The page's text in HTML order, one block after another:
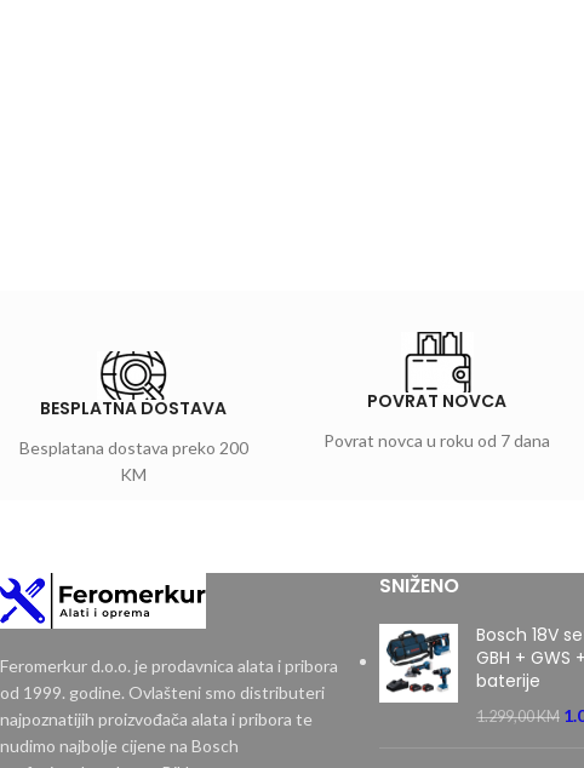
BESPLATNA DOSTAVA
Besplatana dostava preko 200
KM
POVRAT NOVCA
Povrat novca u roku od 7 dana
Feromerkur d.o.o. je prodavnica alata i pribora
od 1999. godine. Ovlašteni smo distributeri
najpoznatijih proizvođača alata i pribora te
nudimo najbolje cijene na Bosch
SNIŽENO
Bosch 18V
GBH + GWS
baterije
1.299,00KM